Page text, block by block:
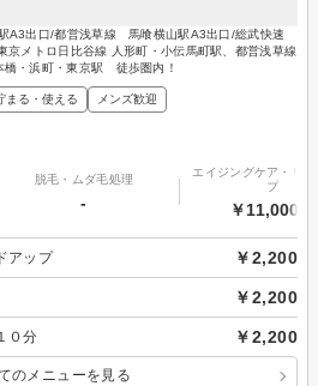
A3出口/都営浅草線 馬喰横山駅A3出口/総武快速
メトロ日比谷線 人形町・小伝馬町駅、都営浅草線
・浜町・東京駅 徒歩圏内！
まる・使える メンズ歓迎
脱毛・ムダ毛処理
-
エイジングケア・リ
プ
￥11,000～
アップ ￥2,200
￥2,200
０分 ￥2,200
のメニューを見る